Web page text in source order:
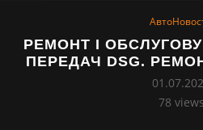
РЕМОНТ І
ПЕРЕДАЧ DSG.
78 views